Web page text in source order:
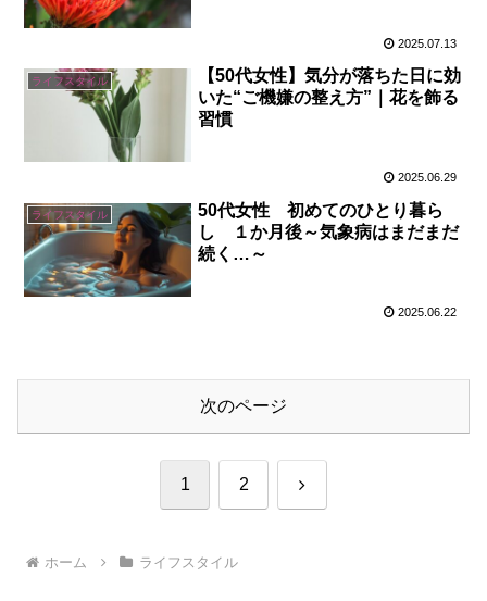
2025.07.13
ライフスタイル
【50代女性】気分が落ちた日に効
いた“ご機嫌の整え方”｜花を飾る
習慣
2025.06.29
ライフスタイル
50代女性 初めてのひとり暮ら
し １か月後～気象病はまだまだ
続く…～
2025.06.22
次のページ
1 2 次
ホーム ライフスタイル